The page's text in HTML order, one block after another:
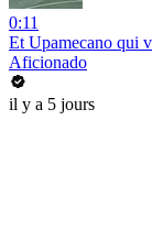
0:11
Et Upamecano qui
Aficionado
il y a 5 jours